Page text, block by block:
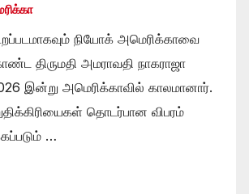
நியோக் அமெரிக்காவை
திருமதி அமராவதி நாகராஜா
இன்று அமெரிக்காவில் காலமானார்.
தொடர்பான விபரம்
…